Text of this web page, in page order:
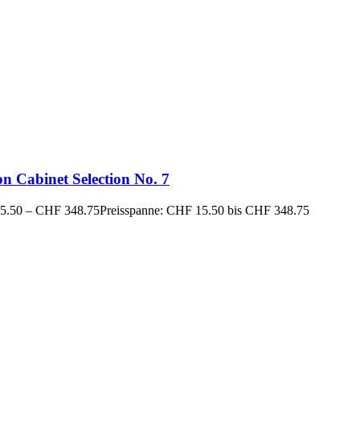
Cabinet Selection No. 7
– CHF 348.75Preisspanne: CHF 15.50 bis CHF 348.75